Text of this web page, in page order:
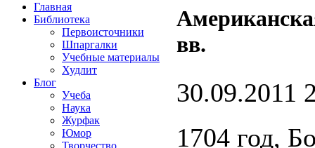
Главная
Библиотека
Первоисточники
Шпаргалки
Учебные материалы
Худлит
Блог
Учеба
Наука
Журфак
Юмор
Творчество
вв.
30.09.2011
1704 год,